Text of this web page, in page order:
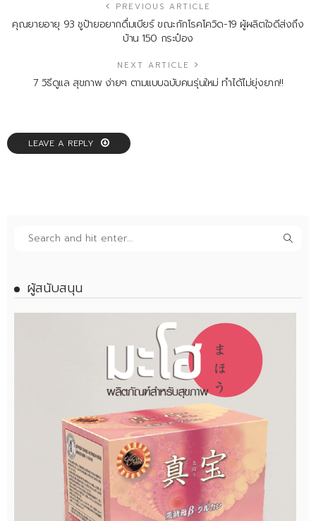
PREVIOUS ARTICLE
คุณยายอายุ 93 ชูป้ายอยากดื่มเบียร์ ขณะกักโรคโควิด-19 ผู้ผลิตใจดีส่งถึง
บ้าน 150 กระป๋อง
NEXT ARTICLE
7 วิธีดูแล สุขภาพ ง่ายๆ ตามแบบฉบับคนรุ่นใหม่ ทำได้ไม่ยุ่งยาก!!
LEAVE A REPLY
ผู้สนับสนุน